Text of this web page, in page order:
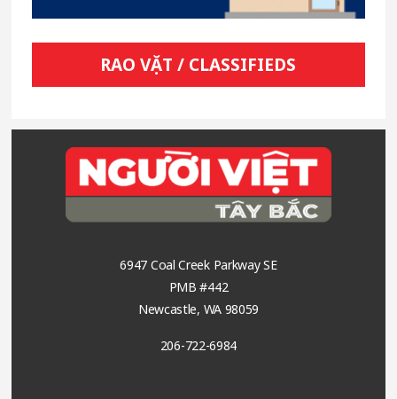
RAO VẶT / CLASSIFIEDS
Footer
6947 Coal Creek Parkway SE
PMB #442
Newcastle, WA 98059
206-722-6984